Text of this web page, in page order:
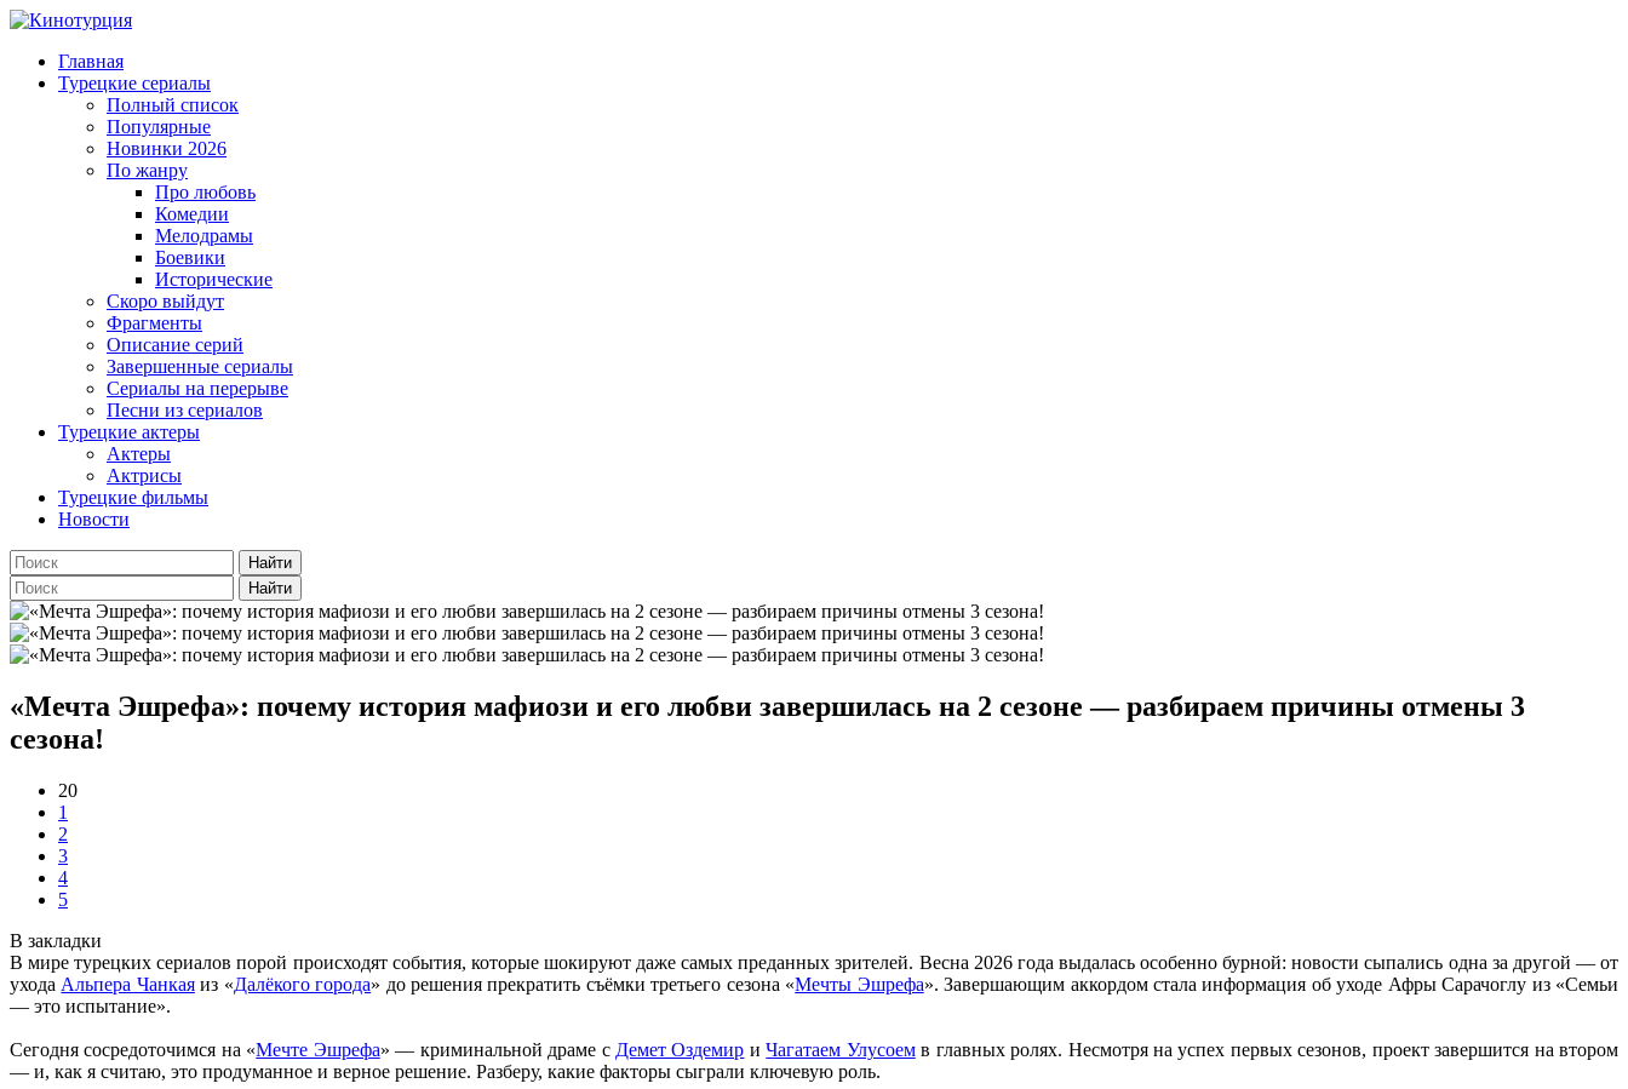
Главная
Турецкие сериалы
Полный список
Популярные
Новинки 2026
По жанру
Про любовь
Комедии
Мелодрамы
Боевики
Исторические
Скоро выйдут
Фрагменты
Описание серий
Завершенные сериалы
Сериалы на перерыве
Песни из сериалов
Турецкие актеры
Актеры
Актрисы
Турецкие фильмы
Новости
Найти
Найти
«Мечта Эшрефа»: почему история мафиози и его любви завершилась на 2 сезоне — разбираем причины отмены 3
сезона!
20
1
2
3
4
5
В закладки
В мире турецких сериалов порой происходят события, которые шокируют даже самых преданных зрителей. Весна 2026 года выдалась особенно бурной: новости сыпались одна за другой — от
ухода Альпера Чанкаяиз «Далёкого города» до решения прекратить съёмки третьего сезона «Мечты Эшрефа». Завершающим аккордом стала информация об уходе Афры Сарачоглу из «Семьи
— это испытание».
Сегодня сосредоточимся на «Мечте Эшрефа» — криминальной драме с Демет Оздемир иЧагатаем Улусоемв главных ролях. Несмотря на успех первых сезонов, проект завершится на втором
— и, как я считаю, это продуманное и верное решение. Разберу, какие факторы сыграли ключевую роль.